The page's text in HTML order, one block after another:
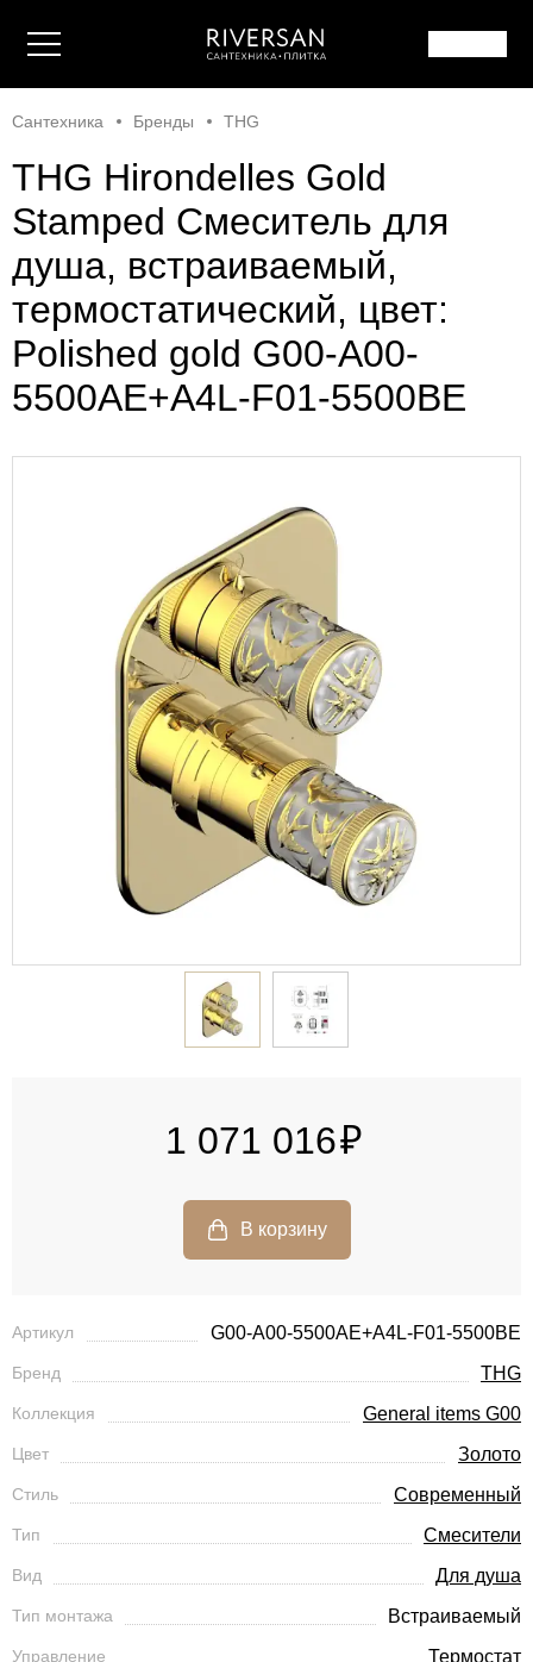
Сантехника Бренды THG
THG Hirondelles Gold
Stamped Смеситель для
душа, встраиваемый,
термостатический, цвет:
Polished gold G00-A00-
5500AE+A4L-F01-5500BE
Артикул G00-A00-5500AE+A4L-F01-5500BE
Бренд THG
Коллекция General items G00
Цвет Золото
Стиль Современный
Тип Смесители
Вид Для душа
Тип монтажа Встраиваемый
Управление Термостат
1 071 016